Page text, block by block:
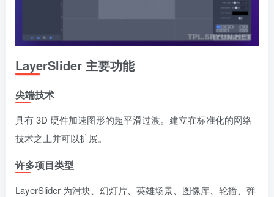
LayerSlider 主要功能
尖端技术
具有 3D 硬件加速图形的超平滑过渡。建立在标准化的网络
技术之上并可以扩展。
许多项目类型
LayerSlider 为滑块、幻灯片、英雄场景、图像库、轮播、弹